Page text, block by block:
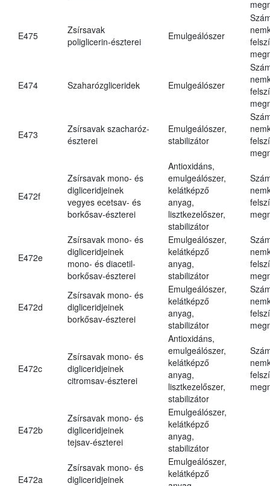
E475
Zsírsavak
poliglicerin-észterei
Emulgeálószer
E474 Szaharózgliceridek Emulgeálószer
E473
Zsírsavak szacharóz-
észterei
Emulgeálószer,
stabilizátor
E472f
Zsírsavak mono- és
digliceridjeinek
vegyes ecetsav- és
borkősav-észterei
Antioxidáns,
emulgeálószer,
kelátképző
anyag,
lisztkezelőszer,
stabilizátor
E472e
Zsírsavak mono- és
digliceridjeinek
mono- és diacetil-
borkősav-észterei
Emulgeálószer,
kelátképző
anyag,
stabilizátor
E472d
Zsírsavak mono- és
digliceridjeinek
borkősav-észterei
Emulgeálószer,
kelátképző
anyag,
stabilizátor
E472c
Zsírsavak mono- és
digliceridjeinek
citromsav-észterei
Antioxidáns,
emulgeálószer,
kelátképző
anyag,
lisztkezelőszer,
stabilizátor
E472b
Zsírsavak mono- és
digliceridjeinek
tejsav-észterei
Emulgeálószer,
kelátképző
anyag,
stabilizátor
E472a
Zsírsavak mono- és
digliceridjeinek
Emulgeálószer,
kelátképző